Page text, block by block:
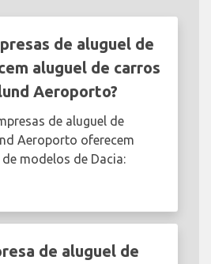
de aluguel de
aluguel de carros
Aeroporto?
de aluguel de
Aeroporto oferecem
modelos de Dacia:
de aluguel de